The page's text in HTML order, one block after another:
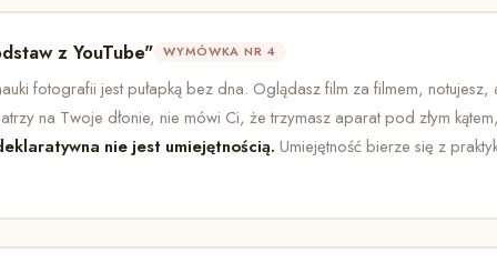
z YouTube" WYMÓWKA NR 4
fotografii jest pułapką bez dna. Oglądasz film za filmem, notujesz,
na Twoje dłonie, nie mówi Ci, że trzymasz aparat pod złym
nie jest umiejętnością. Umiejętność bierze się z